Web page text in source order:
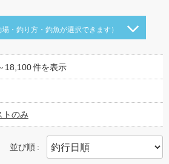
場・釣り方・釣魚が選択できます）
18,100件を表示
トのみ
並び順